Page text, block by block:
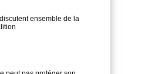
ensemble de la